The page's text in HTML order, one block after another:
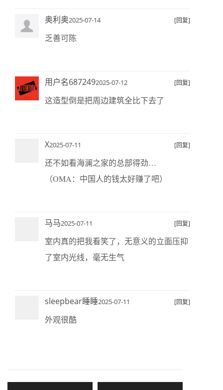
奥利奥2025-07-14 [回复]
乏善可陈
用户名6872492025-07-12 [回复]
这造型倒是把周边建筑全比下去了
X2025-07-11 [回复]
还不如看海澜之家的总部得劲…
（OMA：中国人的钱太好赚了吧）
马马2025-07-11 [回复]
室内真的把我看笑了，无意义的立面压抑
了室内光线，毫无生气
sleepbear睡睡2025-07-11 [回复]
外观很酷